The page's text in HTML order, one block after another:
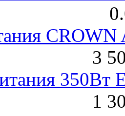
3
350Вт
1